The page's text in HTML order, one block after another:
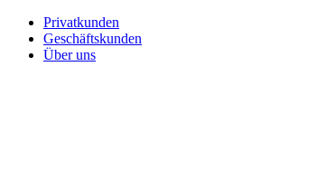
Privatkunden
Geschäftskunden
Über uns